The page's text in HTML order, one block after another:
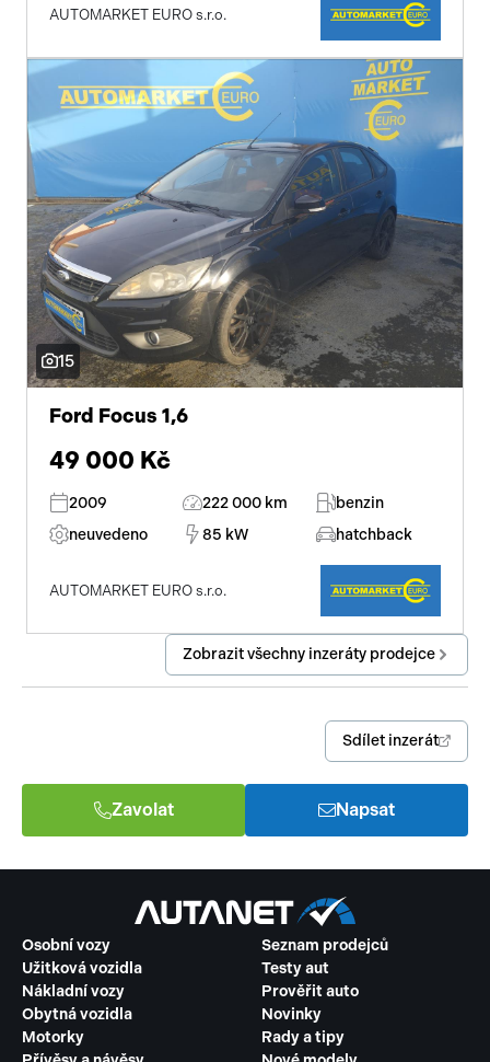
AUTOMARKET EURO s.r.o.
15
Ford Focus 1,6
49 000 Kč
2009 222 000 km
benzin
neuvedeno
85 kW hatchback
AUTOMARKET EURO s.r.o.
Zobrazit všechny inzeráty prodejce
Sdílet inzerát
Zavolat Napsat
Osobní vozy
Užitková vozidla
Nákladní vozy
Obytná vozidla
Motorky
Seznam prodejců
Testy aut
Prověřit auto
Novinky
Rady a tipy